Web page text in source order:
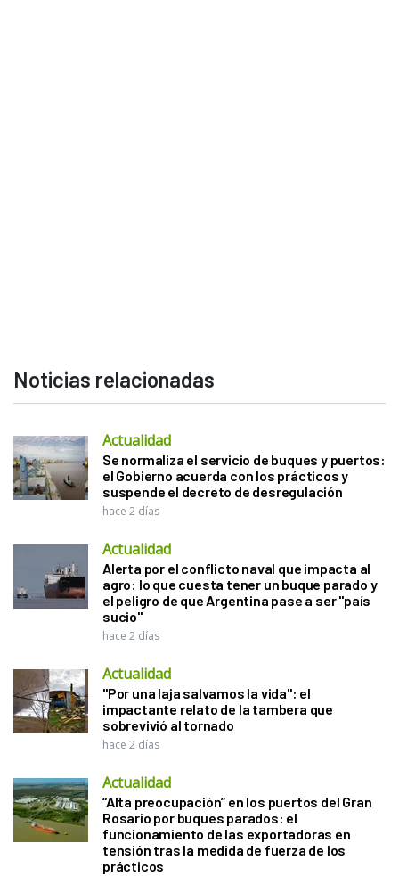
Noticias relacionadas
Actualidad
Se normaliza el servicio de buques y puertos:
el Gobierno acuerda con los prácticos y
suspende el decreto de desregulación
hace 2 días
Actualidad
Alerta por el conflicto naval que impacta al
agro: lo que cuesta tener un buque parado y
el peligro de que Argentina pase a ser "país
sucio"
hace 2 días
Actualidad
"Por una laja salvamos la vida": el
impactante relato de la tambera que
sobrevivió al tornado
hace 2 días
Actualidad
“Alta preocupación” en los puertos del Gran
Rosario por buques parados: el
funcionamiento de las exportadoras en
tensión tras la medida de fuerza de los
prácticos